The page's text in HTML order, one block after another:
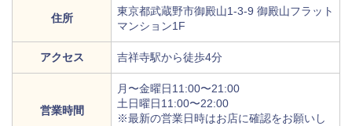
住所
東京都武蔵野市御殿山1-3-9 御殿山フラット
マンション1F
アクセス 吉祥寺駅から徒歩4分
営業時間
月〜金曜日11:00〜21:00
土日曜日11:00〜22:00
※最新の営業日時はお店に確認をお願いし